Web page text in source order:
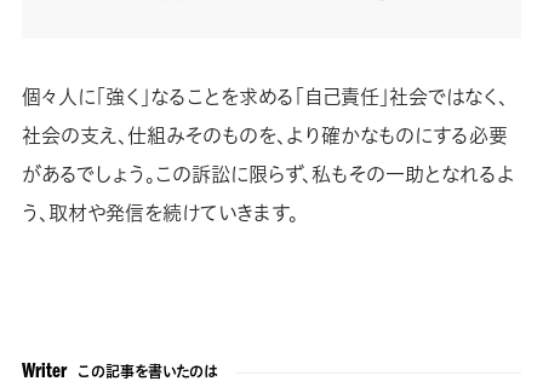
個々人に「強く」なることを求める「自己責任」社会ではなく、
社会の支え、仕組みそのものを、より確かなものにする必要
があるでしょう。この訴訟に限らず、私もその一助となれるよ
う、取材や発信を続けていきます。
Writer この記事を書いたのは